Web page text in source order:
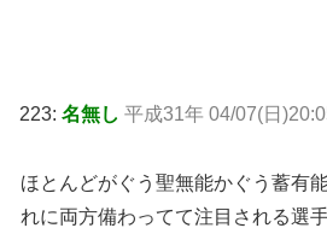
223: 名無し 平成31年 04/07(日
ほとんどがぐう聖無能かぐう蓄有
れに両方備わってて注目される選